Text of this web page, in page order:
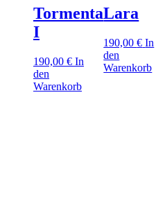
Tormenta
I
190,00 € In
den
Warenkorb
Lara
190,00€ In
den
Warenkorb